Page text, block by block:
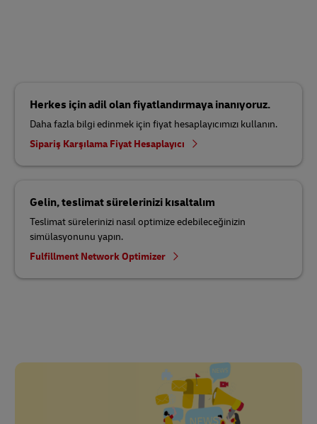
Herkes için adil olan fiyatlandırmaya inanıyoruz.
Daha fazla bilgi edinmek için fiyat hesaplayıcımızı kullanın.
Sipariş Karşılama Fiyat Hesaplayıcı
Gelin, teslimat sürelerinizi kısaltalım
Teslimat sürelerinizi nasıl optimize edebileceğinizin
simülasyonunu yapın.
Fulfillment Network Optimizer